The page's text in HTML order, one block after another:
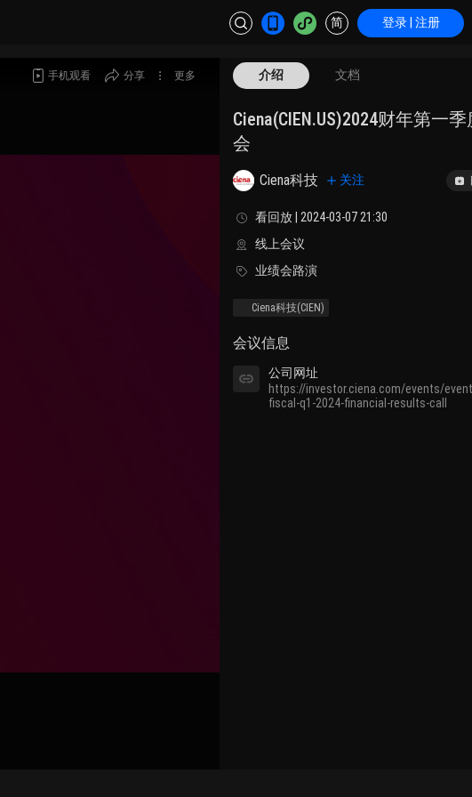
简 登录 | 注册
手机观看 分享 更多 介绍 文档
Ciena(CIEN.US)2024财年第一
会
Ciena科技 关注
看回放 | 2024-03-07 21:30
线上会议
业绩会路演
Ciena科技(CIEN)
会议信息
公司网址
https://investor.ciena.com/events/
fiscal-q1-2024-financial-results-call